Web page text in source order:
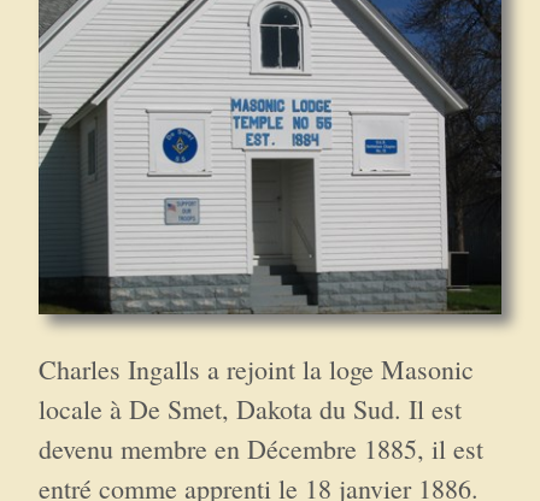
Charles Ingalls a rejoint la loge Masonic
locale à De Smet, Dakota du Sud. Il est
devenu membre en Décembre 1885, il est
entré comme apprenti le 18 janvier 1886.